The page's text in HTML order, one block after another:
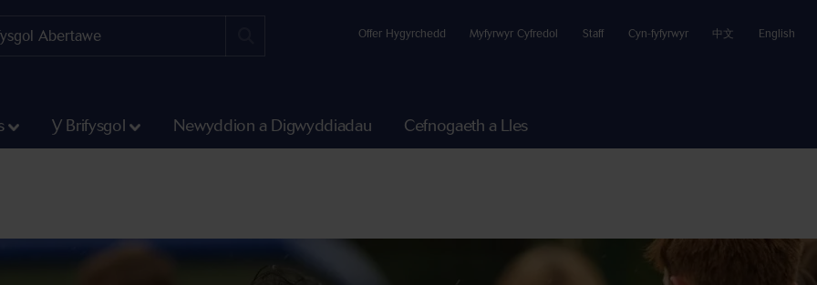
Offer Hygyrchedd Myfyrwyr Cyfredol Staff Cyn-fyfyrwyr 中文 English
Y Brifysgol Newyddion a Digwyddiadau Cefnogaeth a Lles